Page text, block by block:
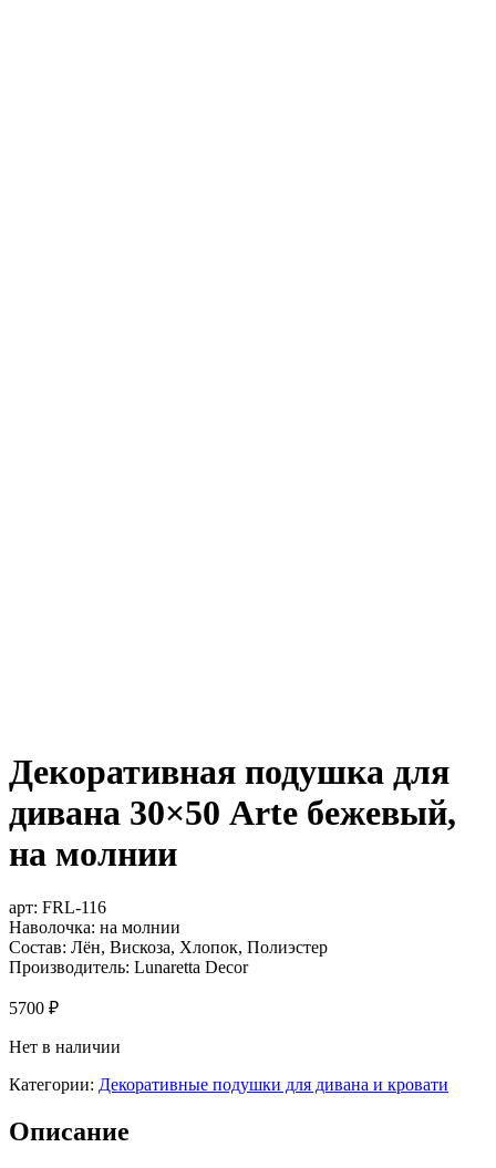
Декоративная подушка для
дивана 30×50 Arte бежевый,
на молнии
арт: FRL-116
Наволочка: на молнии
Состав: Лён, Вискоза, Хлопок, Полиэстер
Производитель: Lunaretta Decor
5700 ₽
Нет в наличии
Категории: Декоративные подушки для дивана и кровати
Описание